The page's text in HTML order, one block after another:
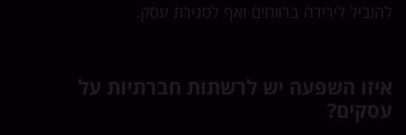
להוביל לירידה ברווחים ואף לסגירת עסק.
איזו השפעה יש לרשתות חברתיות על
עסקים?